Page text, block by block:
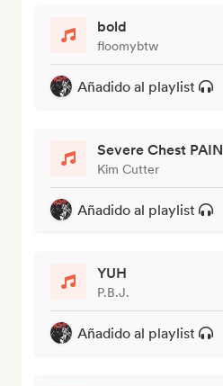
bold
floomybtw
Añadido al playlist
Severe Chest PAIN
Kim Cutter
Añadido al playlist
YUH
P.B.J.
Añadido al playlist